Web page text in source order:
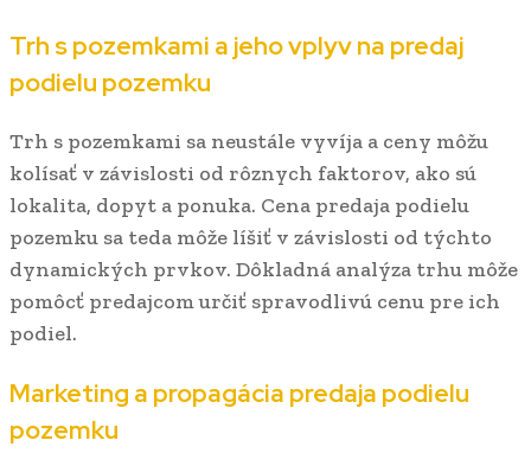
Trh s pozemkami a jeho vplyv na predaj
podielu pozemku
Trh s pozemkami sa neustále vyvíja a ceny môžu
kolísať v závislosti od rôznych faktorov, ako sú
lokalita, dopyt a ponuka. Cena predaja podielu
pozemku sa teda môže líšiť v závislosti od týchto
dynamických prvkov. Dôkladná analýza trhu môže
pomôcť predajcom určiť spravodlivú cenu pre ich
podiel.
Marketing a propagácia predaja podielu
pozemku